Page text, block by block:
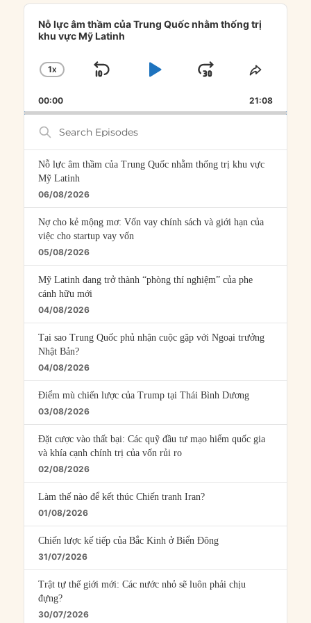
Audio
Player
Nỗ lực âm thầm của Trung Quốc nhằm thống trị
khu vực Mỹ Latinh
CHANGE
RATE
1X
SKIP
PLAYJUMP
FORWARD
SHARE
00:00 21:08
Search
Episodes
Nỗ lực âm thầm của Trung Quốc nhằm thống trị khu vực
Mỹ Latinh
06/08/2026
Nợ cho kẻ mộng mơ: Vốn vay chính sách và giới hạn của
việc cho startup vay vốn
05/08/2026
Mỹ Latinh đang trở thành “phòng thí nghiệm” của phe
cánh hữu mới
04/08/2026
Tại sao Trung Quốc phủ nhận cuộc gặp với Ngoại trưởng
Nhật Bản?
04/08/2026
Điểm mù chiến lược của Trump tại Thái Bình Dương
03/08/2026
Đặt cược vào thất bại: Các quỹ đầu tư mạo hiểm quốc gia
và khía cạnh chính trị của vốn rủi ro
02/08/2026
Làm thế nào để kết thúc Chiến tranh Iran?
01/08/2026
Chiến lược kế tiếp của Bắc Kinh ở Biển Đông
31/07/2026
Trật tự thế giới mới: Các nước nhỏ sẽ luôn phải chịu
đựng?
30/07/2026